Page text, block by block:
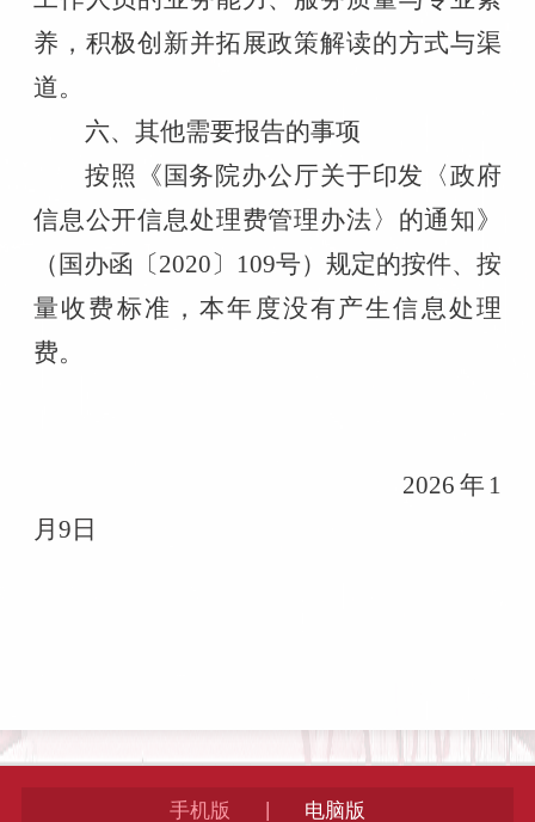
养，积极创新并拓展政策解读的方式与渠
道。
六、其他需要报告的事项
按照《国务院办公厅关于印发〈政府
信息公开信息处理费管理办法〉的通知》
（国办函〔2020〕 109号）规定的按件、按
量收费标准，本年度没有产生信息处理
费。
2026 年 1
月 9 日
手机版 电脑版